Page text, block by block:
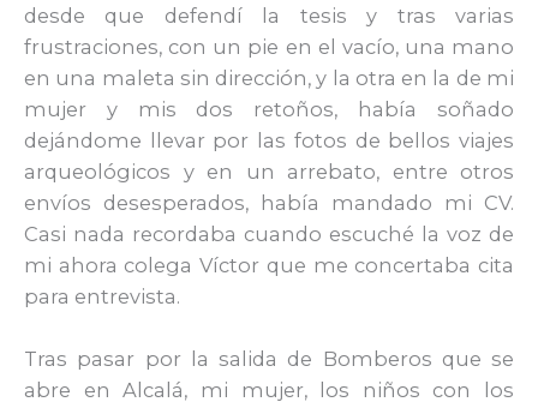
desde que defendí la tesis y tras varias
frustraciones, con un pie en el vacío, una mano
en una maleta sin dirección, y la otra en la de mi
mujer y mis dos retoños, había soñado
dejándome llevar por las fotos de bellos viajes
arqueológicos y en un arrebato, entre otros
envíos desesperados, había mandado mi CV.
Casi nada recordaba cuando escuché la voz de
mi ahora colega Víctor que me concertaba cita
para entrevista.
Tras pasar por la salida de Bomberos que se
abre en Alcalá, mi mujer, los niños con los